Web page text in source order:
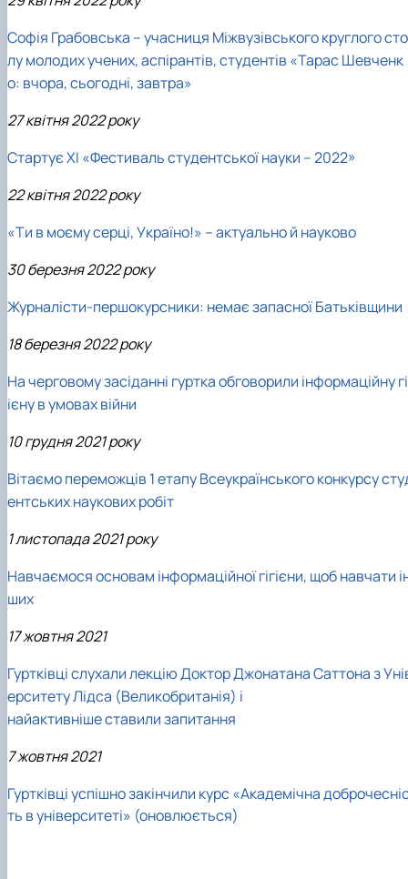
Софія Грабовська – учасниця Міжвузівського круглого сто
лу молодих учених, аспірантів, студентів «Тарас Шевченк
о: вчора, сьогодні, завтра»
27 квітня 2022 року
Стартує ХІ «Фестиваль студентської науки – 2022»
22 квітня 2022 року
«Ти в моєму серці, Україно!» – актуально й науково
30 березня 2022 року
Журналісти-першокурсники: немає запасної Батьківщини
18 березня 2022 року
На черговому засіданні гуртка обговорили інформаційну
ієну в умовах війни
10 грудня 2021 року
Вітаємо переможців 1 етапу Всеукраїнського конкурсу
ентських наукових робіт
1 листопада 2021 року
Навчаємося основам інформаційної гігієни, щоб навчати
ших
17 жовтня 2021
Гуртківці слухали лекцію Доктор Джонатана Саттона з
ерситету Лідса (Великобританія) і
найактивніше ставили запитання
7 жовтня 2021
Гуртківці успішно закінчили курс «Академічна
ть в університеті» (оновлюється)